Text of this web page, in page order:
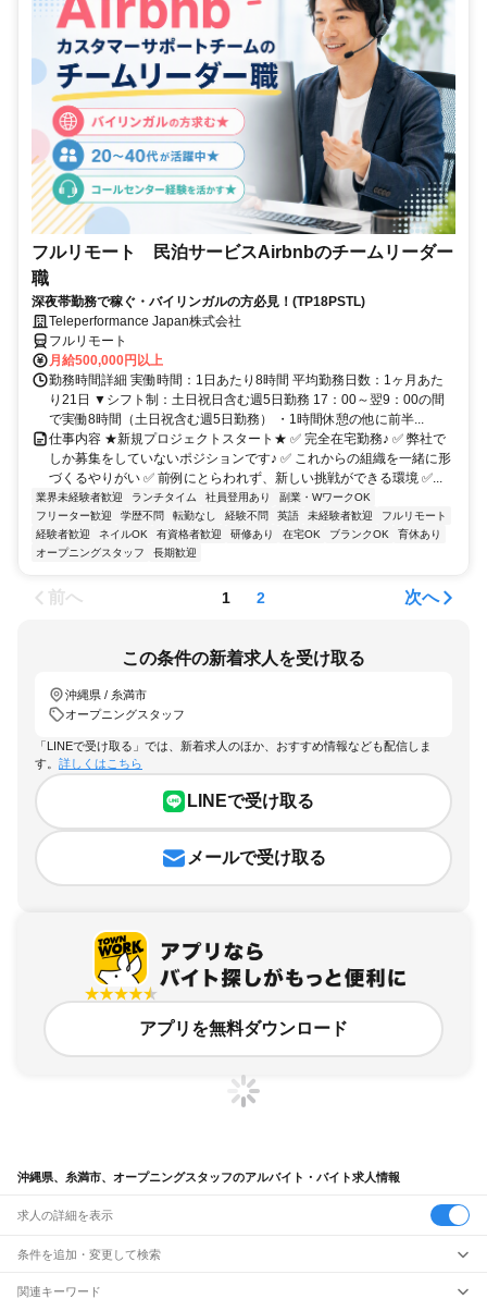
フルリモート 民泊サービスAirbnbのチームリーダー
職
深夜帯勤務で稼ぐ・バイリンガルの方必見！(TP18PSTL)
Teleperformance Japan株式会社
フルリモート
月給500,000円以上
勤務時間詳細 実働時間：1日あたり8時間 平均勤務日数：1ヶ月あた
り21日 ▼シフト制：土日祝日含む週5日勤務 17：00～翌9：00の間
で実働8時間（土日祝含む週5日勤務） ・1時間休憩の他に前半...
仕事内容 ★新規プロジェクトスタート★ ✅ 完全在宅勤務♪ ✅ 弊社で
しか募集をしていないポジションです♪ ✅ これからの組織を一緒に形
づくるやりがい ✅ 前例にとらわれず、新しい挑戦ができる環境 ✅...
業界未経験者歓迎 ランチタイム 社員登用あり
副業・WワークOK
フリーター歓迎
学歴不問 転勤なし 経験不問 英語 未経験者歓迎
フルリモート
経験者歓迎
ネイルOK 有資格者歓迎 研修あり 在宅OK ブランクOK
育休あり
オープニングスタッフ
長期歓迎
前へ 1 2 次へ
この条件の新着求人を受け取る
沖縄県 / 糸満市
オープニングスタッフ
「LINEで受け取る」では、新着求人のほか、おすすめ情報なども配信しま
す。 詳しくはこちら
LINEで受け取る
メールで受け取る
アプリを無料ダウンロード
沖縄県、糸満市、オープニングスタッフのアルバイト・バイト求人情報
求人の詳細を表示
条件を追加・変更して検索
市区町村を追加・変更
関連キーワード